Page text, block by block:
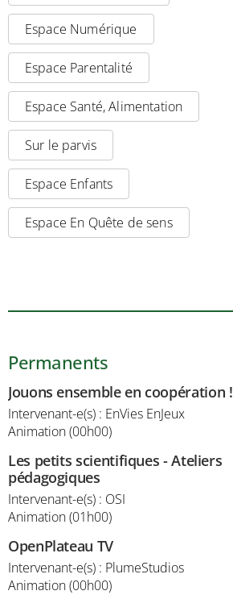
Espace Numérique
Espace Parentalité
Espace Santé, Alimentation
Sur le parvis
Espace Enfants
Espace En Quête de sens
Permanents
Jouons ensemble en coopération !
Intervenant-e(s) : EnVies EnJeux
Animation (00h00)
Les petits scientifiques - Ateliers
pédagogiques
Intervenant-e(s) : OSI
Animation (01h00)
OpenPlateau TV
Intervenant-e(s) : PlumeStudios
Animation (00h00)